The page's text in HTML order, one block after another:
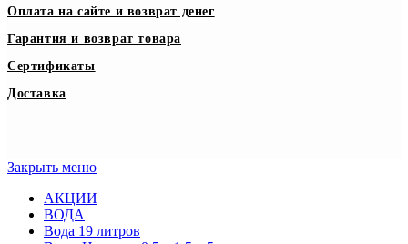
Оплата на сайте и возврат денег
Гарантия и возврат товара
Сертификаты
Доставка
Закрыть меню
АКЦИИ
ВОДА
Вода 19 литров